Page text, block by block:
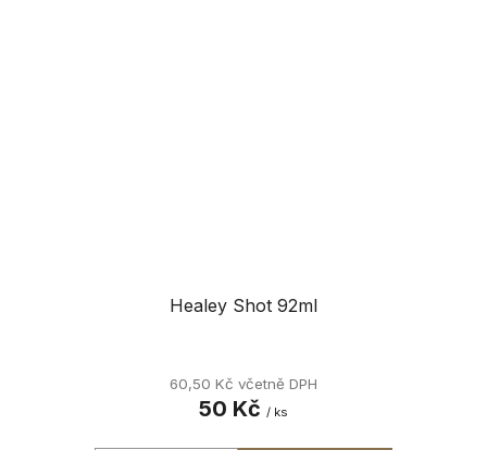
Healey Shot 92ml
60,50 Kč včetně DPH
50 Kč / ks